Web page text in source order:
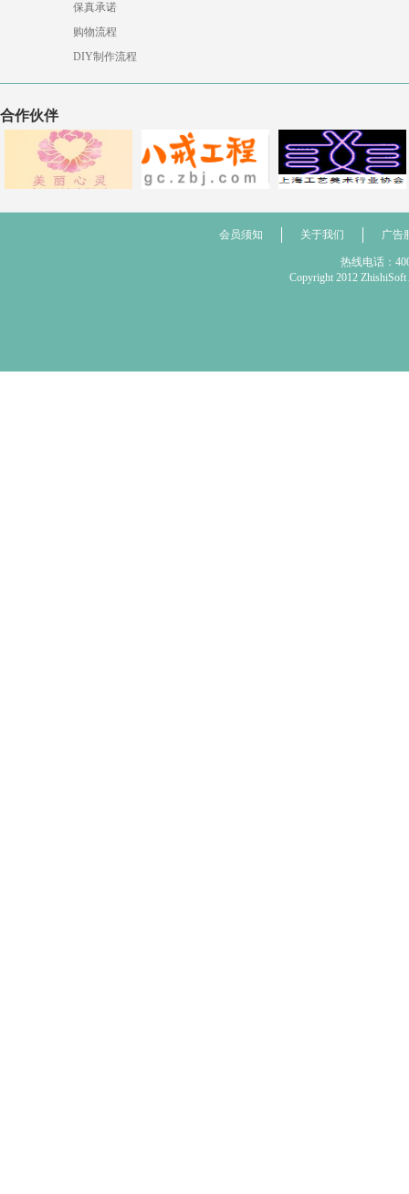
保真承诺
购物流程
DIY制作流程
合作伙伴
会员须知 关于我们 广告
热线电话：
Copyright 2012